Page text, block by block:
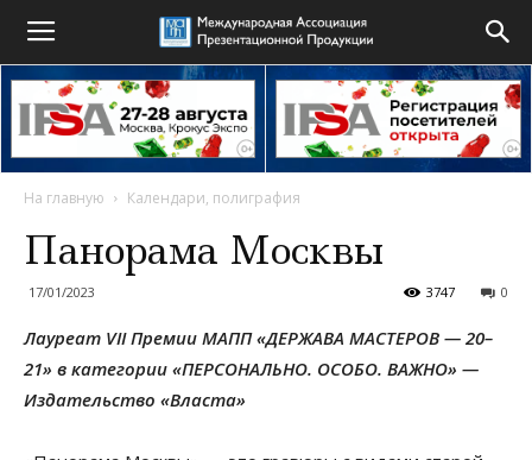
На главную Календари, полиграфия
Панорама Москвы
17/01/2023 0
3747
Лауреат VII Премии МАПП «ДЕРЖАВА МАСТЕРОВ — 20–
21» в категории «ПЕРСОНАЛЬНО. ОСОБО. ВАЖНО» —
Издательство «Власта»